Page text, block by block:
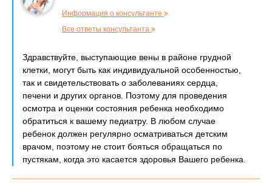
Информация о консультанте
Все ответы консультанта
Здравствуйте, выступающие вены в районе грудной
клетки, могут быть как индивидуальной особенностью,
так и свидетельствовать о заболеваниях сердца,
печени и других органов. Поэтому для проведения
осмотра и оценки состояния ребенка необходимо
обратиться к вашему педиатру. В любом случае
ребенок должен регулярно осматриваться детским
врачом, поэтому не стоит бояться обращаться по
пустякам, когда это касается здоровья Вашего ребенка.